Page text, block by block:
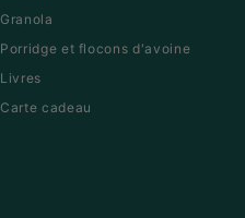
Granola
Porridge et flocons d'avoine
Livres
Carte cadeau